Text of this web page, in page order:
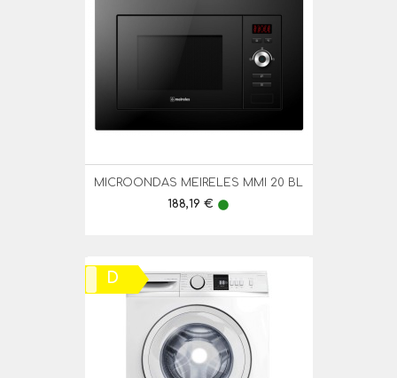
MICROONDAS MEIRELES MMI 20 BL
Preço
188,19 € lens
D